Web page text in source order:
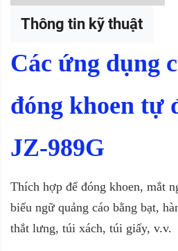
Thông tin kỹ thuật
Các ứng dụng
đóng khoen tự
JZ-989G
Thích hợp để đóng khoen, mắt
biểu ngữ quảng cáo bằng bạt,
thắt lưng, túi xách, túi giấy, v.v.